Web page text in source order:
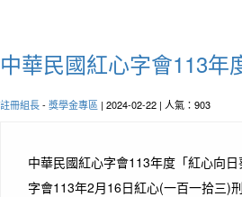
中華民國紅心字會113
註冊組長- 獎學金專區 | 2024-02-22 | 人氣：903
中華民國紅心字會113年度「紅心
字會113年2月16日紅心(一百一拾三